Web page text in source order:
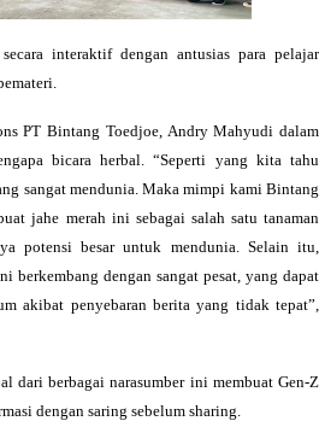
interaktif dengan antusias para pelajar
PT Bintang Toedjoe, Andry Mahyudi dalam
bicara herbal. “Seperti yang kita tahu
sangat mendunia. Maka mimpi kami Bintang
jahe merah ini sebagai salah satu tanaman
potensi besar untuk mendunia. Selain itu,
berkembang dengan sangat pesat, yang dapat
akibat penyebaran berita yang tidak tepat”,
dari berbagai narasumber ini membuat Gen-Z
dengan saring sebelum sharing.